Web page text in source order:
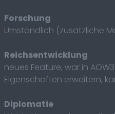
Forschung
Umständlich (zusätzliche
Reichsentwicklung
neues Feature, war in
Eigenschaften erweitern,
Diplomatie